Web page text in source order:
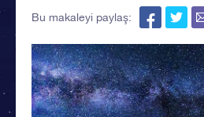
Bu makaleyi paylaş: